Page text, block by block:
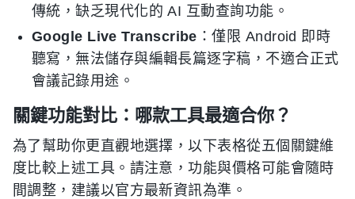
傳統，缺乏現代化的 AI 互動查詢功能。
Google Live Transcribe ：僅限 Android 即時
聽寫，無法儲存與編輯長篇逐字稿，不適合正式
會議記錄用途。
關鍵功能對比：哪款工具最適合你？
為了幫助你更直觀地選擇，以下表格從五個關鍵維
度比較上述工具。請注意，功能與價格可能會隨時
間調整，建議以官方最新資訊為準。